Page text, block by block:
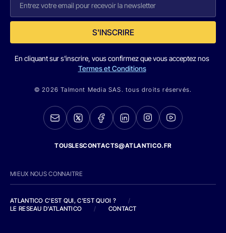
S'INSCRIRE
En cliquant sur s'inscrire, vous confirmez que vous acceptez nos
Termes et Conditions
© 2026 Talmont Media SAS. tous droits réservés.
TOUSLESCONTACTS@ATLANTICO.FR
MIEUX NOUS CONNAITRE
ATLANTICO C'EST QUI, C'EST QUOI ?
/
LE RESEAU D'ATLANTICO
/ CONTACT